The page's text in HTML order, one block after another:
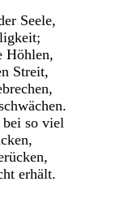
Seele,
Höhlen,
Streit,
so viel
erhält.